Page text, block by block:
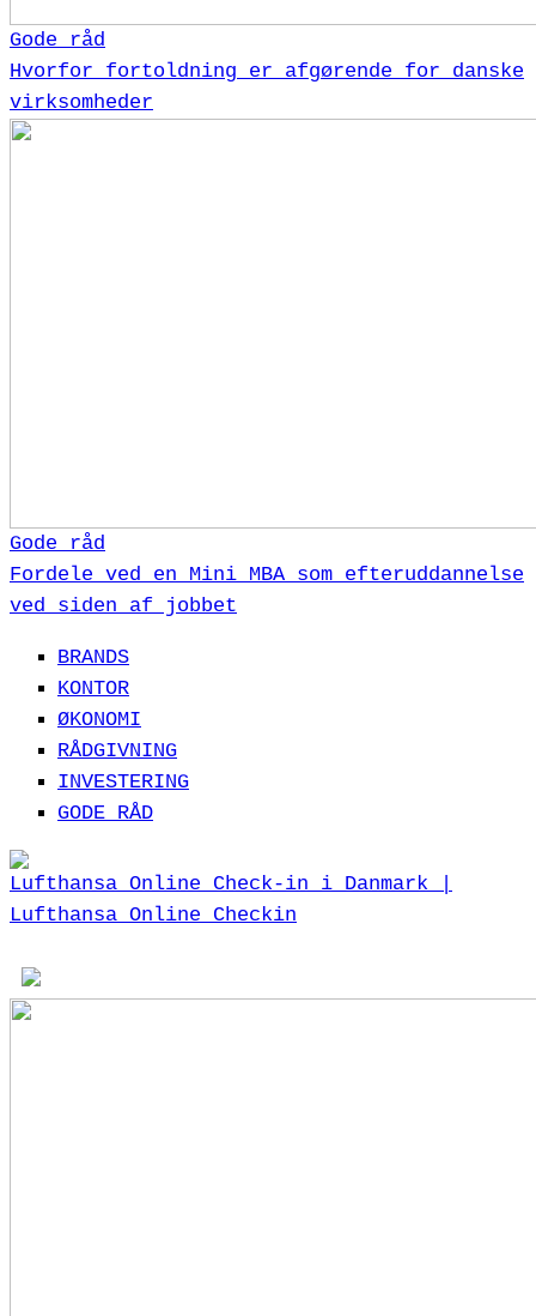
Gode råd
Hvorfor fortoldning er afgørende for danske
virksomheder
Gode råd
Fordele ved en Mini MBA som efteruddannelse
ved siden af jobbet
BRANDS
KONTOR
ØKONOMI
RÅDGIVNING
INVESTERING
GODE RÅD
Lufthansa Online Check-in i Danmark |
Lufthansa Online Checkin